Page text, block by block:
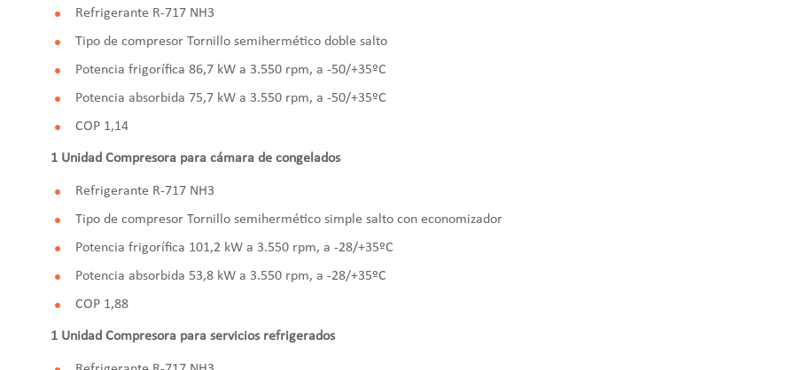
Refrigerante R-717 NH3
Tipo de compresor Tornillo semihermético doble salto
Potencia frigorífica 86,7 kW a 3.550 rpm, a -50/+35ºC
Potencia absorbida 75,7 kW a 3.550 rpm, a -50/+35ºC
COP 1,14
1 Unidad Compresora para cámara de congelados
Refrigerante R-717 NH3
Tipo de compresor Tornillo semihermético simple salto con economizador
Potencia frigorífica 101,2 kW a 3.550 rpm, a -28/+35ºC
Potencia absorbida 53,8 kW a 3.550 rpm, a -28/+35ºC
COP 1,88
1 Unidad Compresora para servicios refrigerados